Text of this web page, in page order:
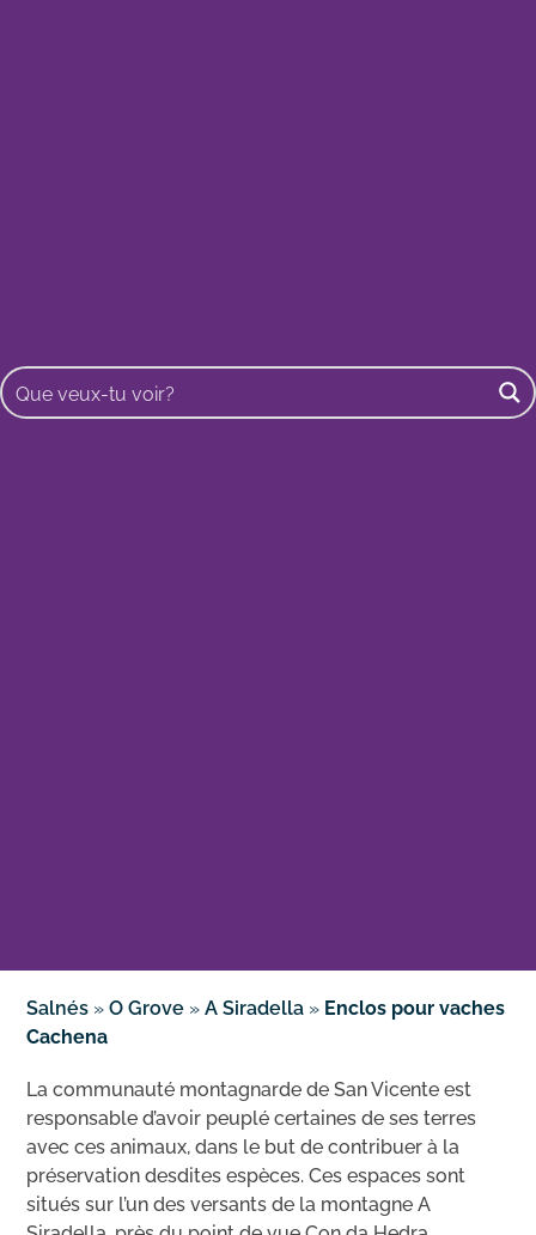
Salnés »O Grove »A Siradella » Enclos pour vaches
Cachena
La communauté montagnarde de San Vicente est
responsable d’avoir peuplé certaines de ses terres
avec ces animaux, dans le but de contribuer à la
préservation desdites espèces. Ces espaces sont
situés sur l’un des versants de la montagne A